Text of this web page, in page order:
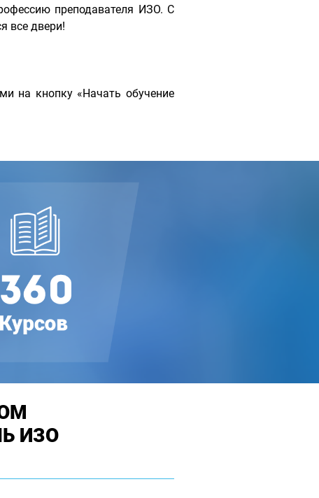
преподавателя ИЗО. С
все двери!
на кнопку «Начать обучение
ИЗО